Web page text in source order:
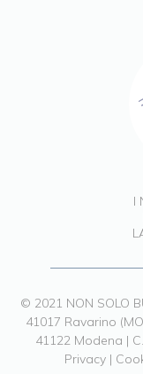
I
© 2021 NON SOLO
41017 Ravarino
41122 Modena |
Privacy|